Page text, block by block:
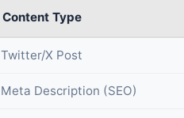
Content Type
Twitter/X Post
Meta Description (SEO)